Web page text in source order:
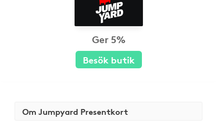
Ger 5%
Besök butik
Om Jumpyard Presentkort